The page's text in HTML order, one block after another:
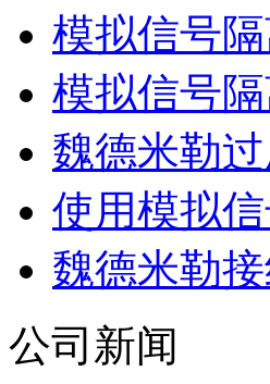
模拟信号
模拟信号
魏德米勒
使用模拟
魏德米勒
公司新闻